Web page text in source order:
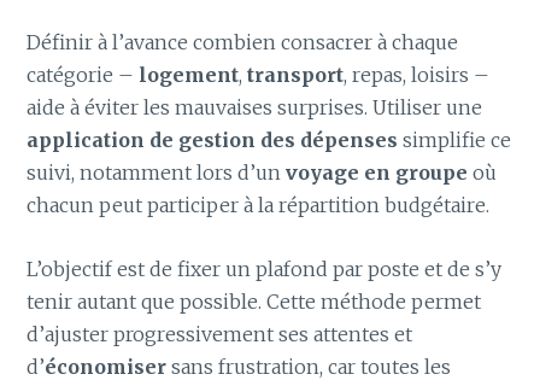
Définir à l’avance combien consacrer à chaque
catégorie – logement,transport, repas, loisirs –
aide à éviter les mauvaises surprises. Utiliser une
application de gestion des dépenses simplifie ce
suivi, notamment lors d’unvoyage en groupe où
chacun peut participer à la répartition budgétaire.
L’objectif est de fixer un plafond par poste et de s’y
tenir autant que possible. Cette méthode permet
d’ajuster progressivement ses attentes et
d’économiser sans frustration, car toutes les